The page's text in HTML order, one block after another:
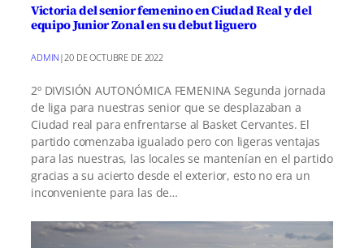
Victoria del senior femenino en Ciudad Real y del
equipo Junior Zonal en su debut liguero
ADMIN |20 DE OCTUBRE DE 2022
2º DIVISIÓN AUTONÓMICA FEMENINA Segunda jornada
de liga para nuestras senior que se desplazaban a
Ciudad real para enfrentarse al Basket Cervantes. El
partido comenzaba igualado pero con ligeras ventajas
para las nuestras, las locales se mantenían en el partido
gracias a su acierto desde el exterior, esto no era un
inconveniente para las de…